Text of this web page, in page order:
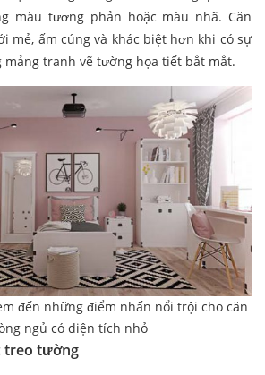
màu tương phản hoặc màu nhã. Căn
mẻ, ấm cúng và khác biệt hơn khi có sự
tranh vẽ tường họa tiết bắt mắt.
đến những điểm nhấn nổi trội cho căn
ngủ có diện tích nhỏ
treo tường